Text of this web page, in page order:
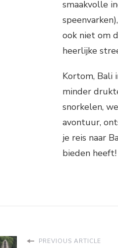
smaakvolle
ook niet om
heerlijke
Kortom, Bali
minder
snorkelen,
avontuur,
je reis naar
bieden heeft!
PREVIOUS ARTICLE